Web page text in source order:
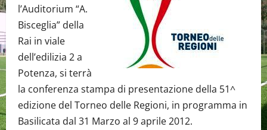
l’Auditorium “A.
Bisceglia” della
Rai in viale
dell’edilizia 2 a
Potenza, si terrà
la conferenza stampa di presentazione della 51^
edizione del Torneo delle Regioni, in programma in
Basilicata dal 31 Marzo al 9 aprile 2012.